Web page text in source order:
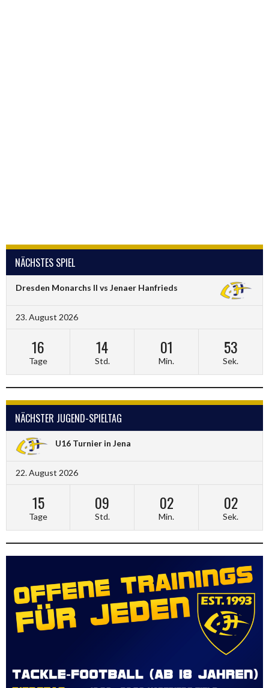
NÄCHSTES SPIEL
Dresden Monarchs II vs Jenaer Hanfrieds
23. August 2026
16
Tage
14
Std.
01
Min.
53
Sek.
NÄCHSTER JUGEND-SPIELTAG
U16 Turnier in Jena
22. August 2026
15
Tage
09
Std.
02
Min.
02
Sek.